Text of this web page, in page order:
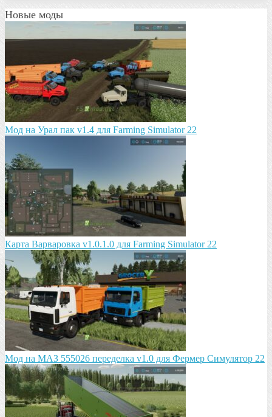
Новые моды
Мод на Урал пак v1.4 для Farming Simulator 22
Карта Варваровка v1.0.1.0 для Farming Simulator 22
Мод на МАЗ 555026 пeрeдeлка v1.0 для Фермер Симулятор 22